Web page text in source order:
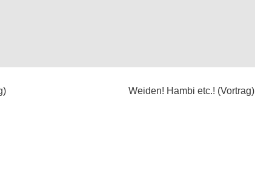
Weiden! Hambi etc.! (Vortrag)